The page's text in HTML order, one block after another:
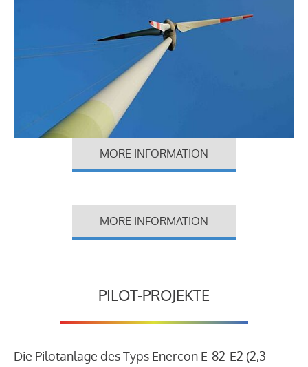
MORE INFORMATION
MORE INFORMATION
PILOT-PROJEKTE
Die Pilotanlage des Typs Enercon E-82-E2 (2,3